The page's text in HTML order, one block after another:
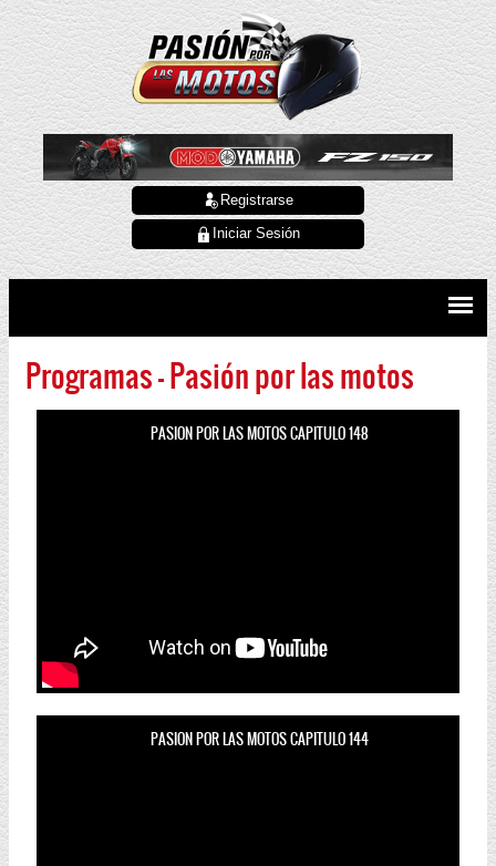
Registrarse
Iniciar Sesión
Programas - Pasión por las motos
PASION POR LAS MOTOS CAPITULO 148
PASION POR LAS MOTOS CAPITULO 144